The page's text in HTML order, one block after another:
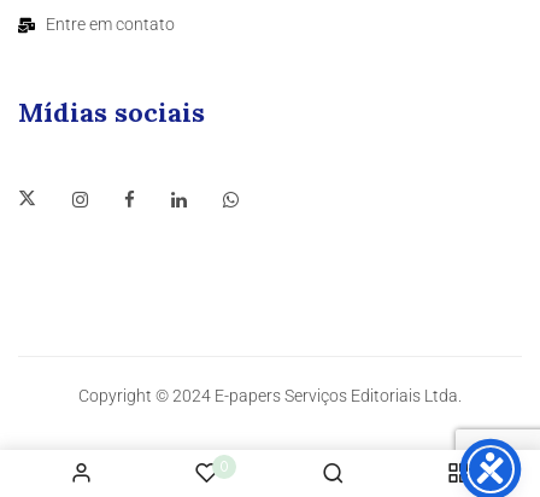
0
Entre em contato
Mídias sociais
Copyright © 2024 E-papers Serviços Editoriais Ltda.